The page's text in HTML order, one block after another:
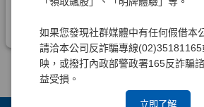
如果您發現社群媒體中有任何假借本
請洽本公司反詐騙專線(02)35181165
映，或撥打內政部警政署165反詐騙
益受損。
立即了解